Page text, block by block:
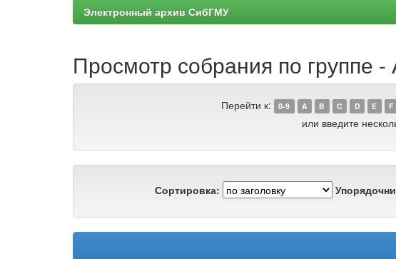
Электронный архив СибГМУ
Просмотр собрания по группе
Перейти к: 0-9 A B C D E F
или введите
Сортировка: